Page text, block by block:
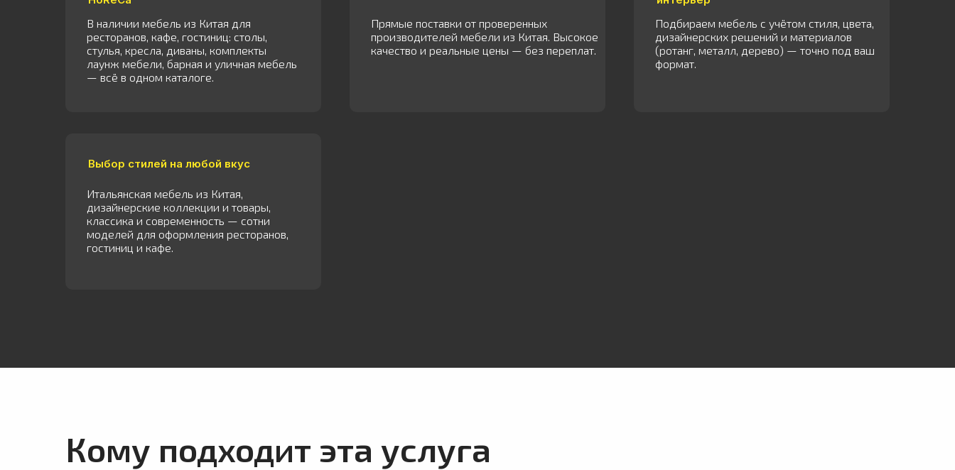
Итальянская мебель из Китая,
дизайнерские коллекции и товары,
классика и современность — сотни
моделей для оформления ресторанов,
гостиниц и кафе.
Выбор стилей на любой вкус
Подбираем мебель с учётом стиля, цвета,
дизайнерских решений и материалов
(ротанг, металл, дерево) — точно под ваш
формат.
Прямые поставки от проверенных
производителей мебели из Китая. Высокое
качество и реальные цены — без переплат.
В наличии мебель из Китая для
ресторанов, кафе, гостиниц: столы,
стулья, кресла, диваны, комплекты
лаунж мебели, барная и уличная мебель
— всё в одном каталоге.
Кому подходит эта услуга